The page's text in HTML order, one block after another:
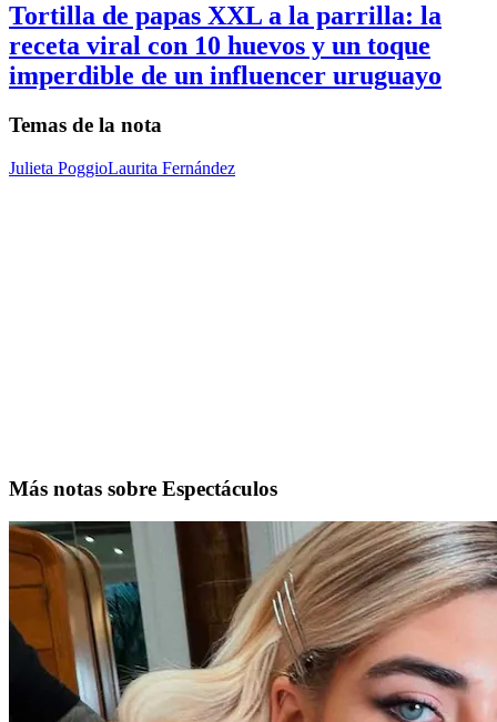
Tortilla de papas XXL a la parrilla: la
receta viral con 10 huevos y un toque
imperdible de un influencer uruguayo
Temas de la nota
Julieta PoggioLaurita Fernández
Más notas sobre Espectáculos